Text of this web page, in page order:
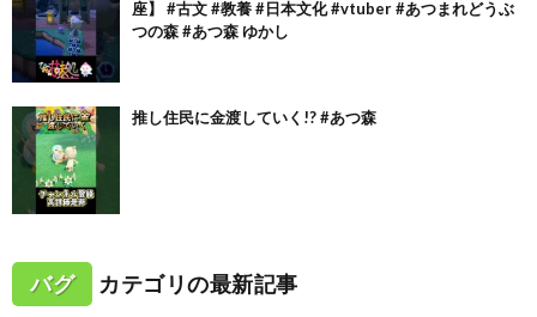
座】 #古文 #教養 #日本文化 #vtuber #あつまれどうぶ
つの森 #あつ森 ゆかし
推し住民に金渡していく!? #あつ森
バグ カテゴリの最新記事